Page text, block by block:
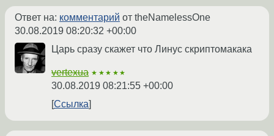
Ответ на: комментарий от theNamelessOne
30.08.2019 08:20:32 +00:00
Царь сразу скажет что Линус скриптомакака
vertexua ★★★★★
30.08.2019 08:21:55 +00:00
Ссылка